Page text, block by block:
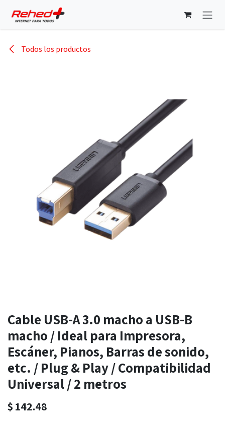
Todos los productos
Cable USB-A 3.0 macho a USB-B
macho / Ideal para Impresora,
Escáner, Pianos, Barras de sonido,
etc. / Plug & Play / Compatibilidad
Universal / 2 metros
$ 142.48